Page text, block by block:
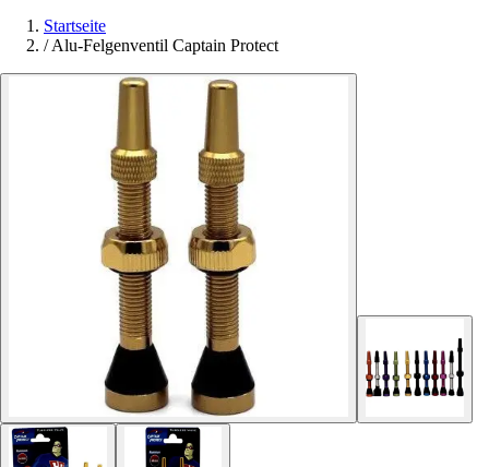
Startseite
/Alu-Felgenventil Captain Protect